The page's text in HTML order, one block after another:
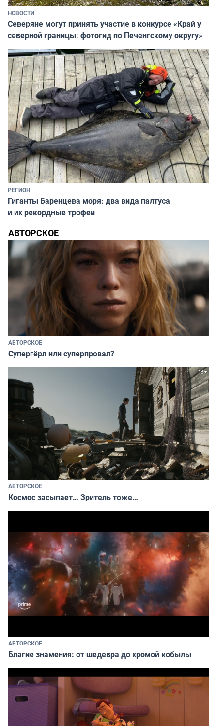
НОВОСТИ
Северяне могут принять участие в конкурсе «Край у
северной границы: фотогид по Печенгскому округу»
РЕГИОН
Гиганты Баренцева моря: два вида палтуса
и их рекордные трофеи
АВТОРСКОЕ
АВТОРСКОЕ
Супергёрл или суперпровал?
АВТОРСКОЕ
Космос засыпает… Зритель тоже…
АВТОРСКОЕ
Благие знамения: от шедевра до хромой кобылы